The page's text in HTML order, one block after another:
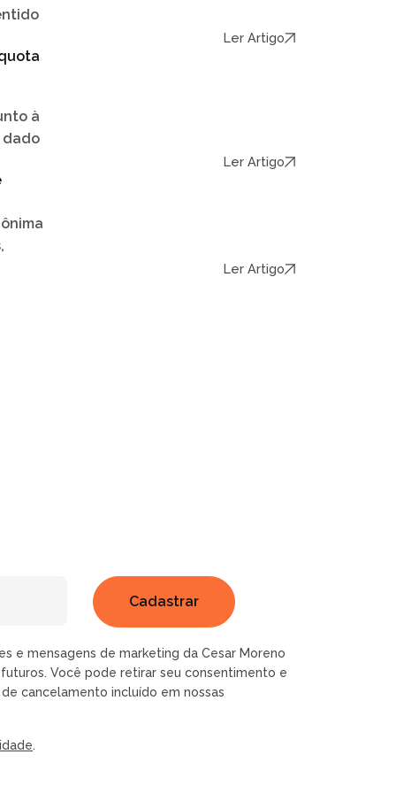
Ler Artigo
à
dado
Ler Artigo
Ler Artigo
e mensagens de marketing da Cesar Moreno
Você pode retirar seu consentimento e
cancelamento incluído em nossas
.